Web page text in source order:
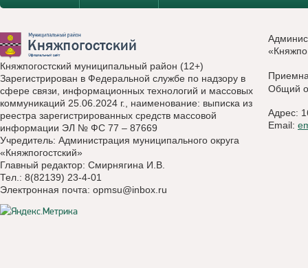
Княжпогостский муниципальный район (12+)
Зарегистрирован в Федеральной службе по надзору в
сфере связи, информационных технологий и массовых
коммуникаций 25.06.2024 г., наименование: выписка из
реестра зарегистрированных средств массовой
информации ЭЛ № ФС 77 – 87669
Учредитель: Администрация муниципального округа
«Княжпогостский»
Главный редактор: Смирнягина И.В.
Тел.: 8(82139) 23-4-01
Электронная почта: opmsu@inbox.ru
Общий
Адрес:
Email: